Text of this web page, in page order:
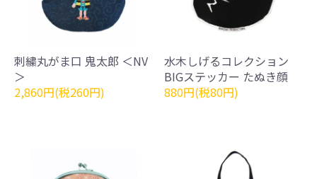
刺繍丸がま口 鬼太郎 ＜NV
＞
2,860円(税260円)
水木しげるコレクション
BIGステッカー たぬき顔
880円(税80円)